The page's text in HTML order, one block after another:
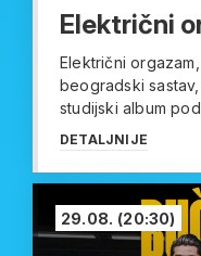
Električni
Električni
beogradski
studijski album
DETALJNIJE
29.08. (20:30)